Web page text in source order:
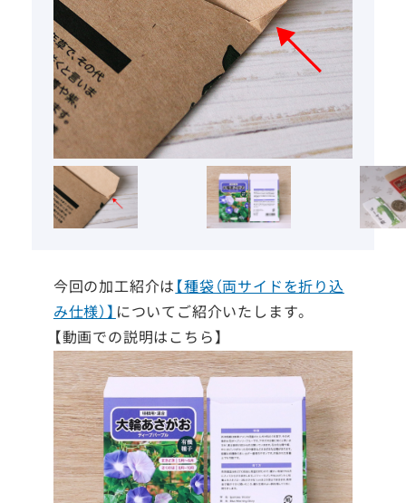
今回の加工紹介は 【種袋（両サイドを折り込
み仕様）】 についてご紹介いたします。
【動画での説明はこちら】